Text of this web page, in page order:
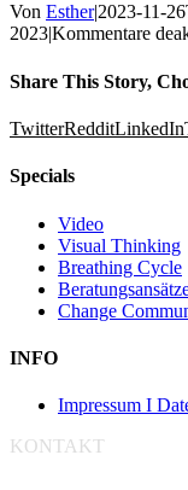
Von Esther|2023-11-
2023|Kommentare
Share This Story,
TwitterRedditLinkedIn
Specials
Video
Visual Thinking
Breathing Cycle
Change
INFO
Impressum I
KONTAKT